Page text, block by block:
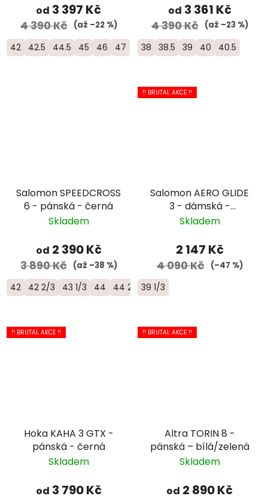
od 3 397 Kč
4 390 Kč (až –22 %)
42 42.5 44.5 45 46 47
od 3 361 Kč
4 390 Kč (až –23 %)
38 38.5 39 40 40.5
Salomon SPEEDCROSS
6 - pánská - černá
Skladem
od 2 390 Kč
3 890 Kč (až –38 %)
42 42 2/3 43 1/3 44 44 2/3 45 1/3
!! BRUTAL AKCE !!
Salomon AERO GLIDE
3 - dámská -
růžová/bílá
Skladem
2 147 Kč
4 090 Kč (–47 %)
39 1/3
!! BRUTAL AKCE !!
Hoka KAHA 3 GTX -
pánská - černá
Skladem
od 3 790 Kč
!! BRUTAL AKCE !!
Altra TORIN 8 -
pánská – bílá/zelená
Skladem
od 2 890 Kč